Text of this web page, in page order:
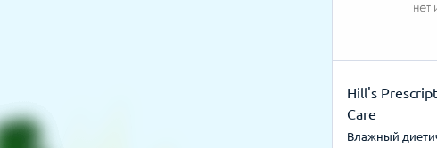
Hill's
Care
Влажный